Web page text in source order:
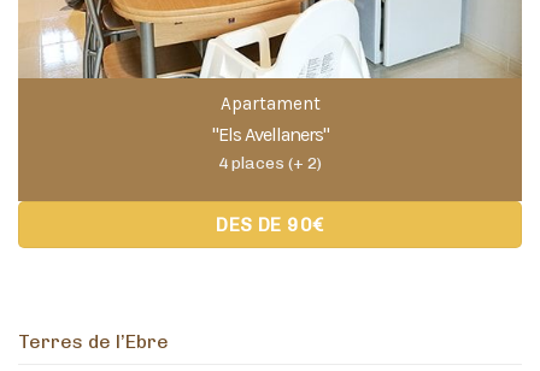
Apartament
"Els Avellaners"
4 places (+ 2)
DES DE 90€
Terres de l’Ebre